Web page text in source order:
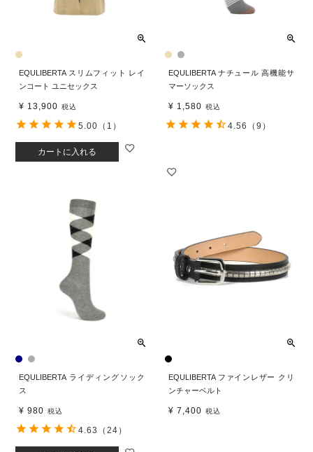
EQULIBERTA スリムフィット レイ
ンコート ユニセックス
¥ 13,900 税込
カートに入れる
5.00 （1）
EQULIBERTA ナチュール 高機能サ
マーソックス
¥ 1,580 税込
4.56 （9）
EQULIBERTA ライディングソック
ス
¥ 980 税込
4.63 （24）
EQULIBERTA ファインレザー クリ
ンチャーベルト
¥ 7,400 税込